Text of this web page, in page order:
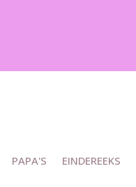
PAPA'S EINDEREEKS